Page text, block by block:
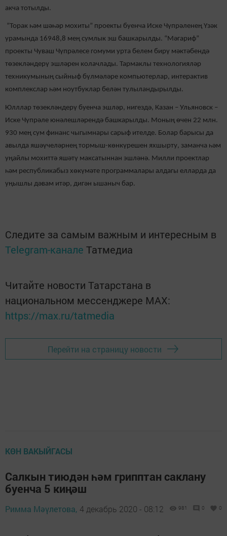
акча тотылды.
“Торак һәм шәһәр мохиты” проекты буенча Иске Чүпрәленең Үзәк
урамында 16948,8 мең сумлык эш башкарылды. “Мәгариф”
проекты Чуваш Чүпрәлесе гомуми урта белем бирү мәктәбендә
төзекләндерү эшләрен колачлады. Тармаклы технологияләр
техникумының сыйныф бүлмәләре компьютерлар, интерактив
комплекслар һәм ноутбуклар белән тулыландырылды.
Юлллар төзекләндерү буенча эшләр, нигездә, Казан – Ульяновск –
Иске Чүпрәле юнәлешләрендә башкарылды. Моның өчен 22 млн.
930 мең сум финанс чыгымнары сарыф ителде. Болар барысы да
авылда яшәүчеләрнең тормыш-көнкүрешен яхшырту, заманча һәм
уңайлы мохиттә яшәтү максатыннан эшләнә. Милли проектлар
һәм республикабыз хөкүмәте программалары алдагы елларда да
уңышлы дәвам итәр, дигән ышаныч бар.
Следите за самым важным и интересным в
Telegram-канале Татмедиа
Читайте новости Татарстана в
национальном мессенджере MАХ:
https://max.ru/tatmedia
Перейти на страницу новости
КӨН ВАКЫЙГАСЫ
Салкын тиюдән һәм грипптан саклану
буенча 5 киңәш
Римма Мәүлетова, 4 декабрь 2020 - 08:12 981 0 0